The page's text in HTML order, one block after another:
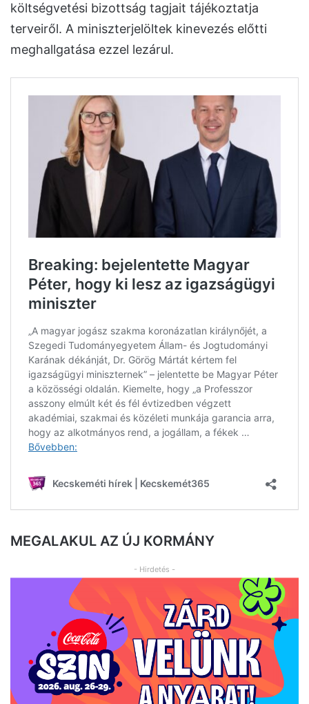
költségvetési bizottság tagjait tájékoztatja
terveiről. A miniszterjelöltek kinevezés előtti
meghallgatása ezzel lezárul.
MEGALAKUL AZ ÚJ KORMÁNY
- Hirdetés -